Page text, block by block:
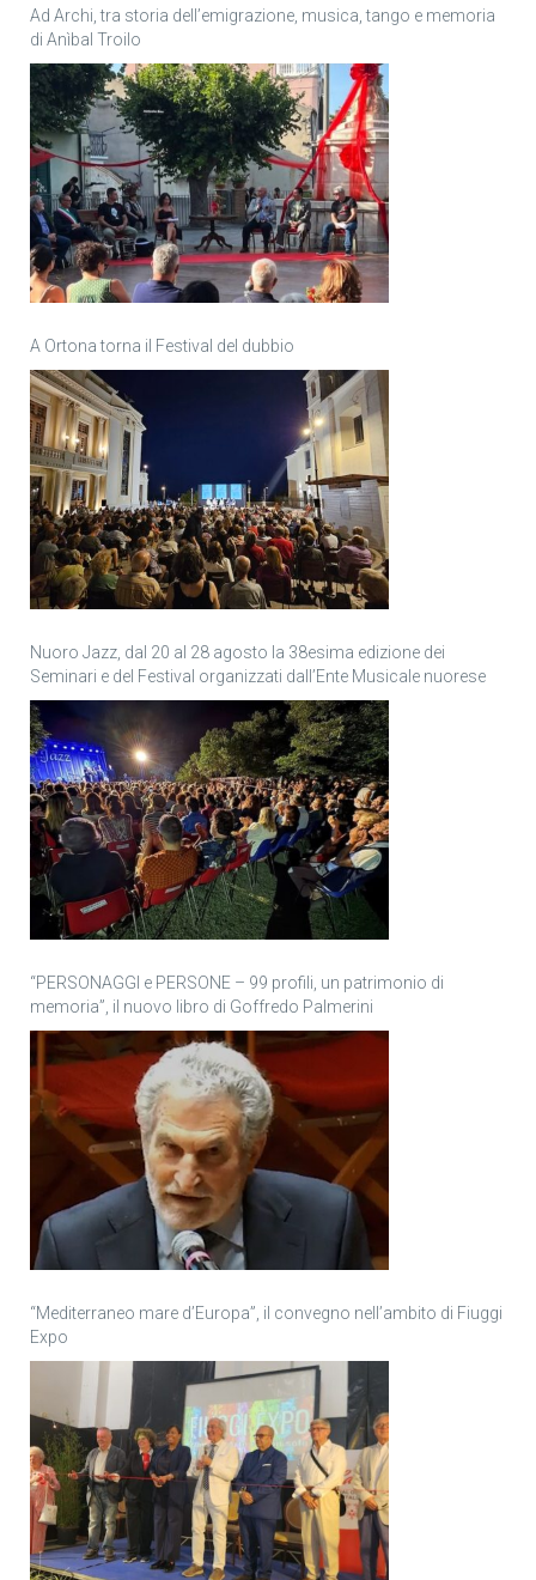
Ad Archi, tra storia dell’emigrazione, musica, tango e memoria
di Anìbal Troilo
A Ortona torna il Festival del dubbio
Nuoro Jazz, dal 20 al 28 agosto la 38esima edizione dei
Seminari e del Festival organizzati dall’Ente Musicale nuorese
“PERSONAGGI e PERSONE – 99 profili, un patrimonio di
memoria”, il nuovo libro di Goffredo Palmerini
“Mediterraneo mare d’Europa”, il convegno nell’ambito di Fiuggi
Expo